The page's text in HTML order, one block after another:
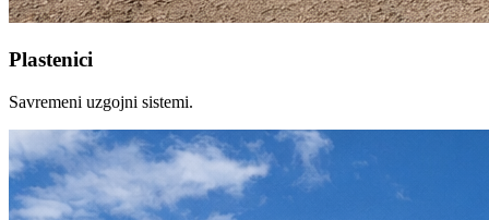
Plastenici
Savremeni uzgojni sistemi.